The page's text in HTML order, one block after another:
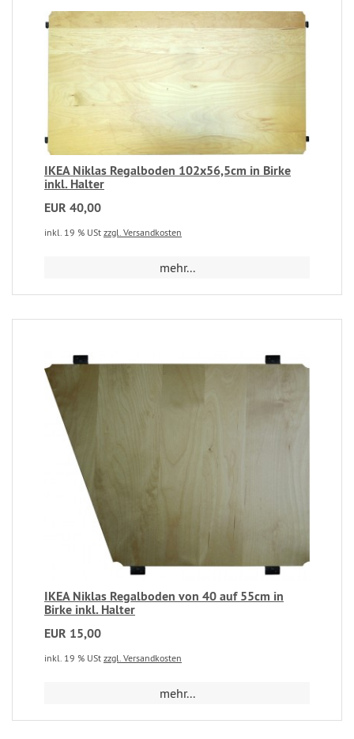
IKEA Niklas Regalboden 102x56,5cm in Birke
inkl. Halter
EUR 40,00
inkl. 19 % USt zzgl. Versandkosten
mehr...
IKEA Niklas Regalboden von 40 auf 55cm in
Birke inkl. Halter
EUR 15,00
inkl. 19 % USt zzgl. Versandkosten
mehr...